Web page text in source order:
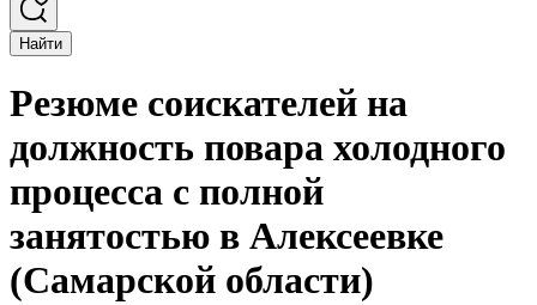
Найти
Резюме соискателей на
должность повара холодного
процесса с полной
занятостью в Алексеевке
(Самарской области)